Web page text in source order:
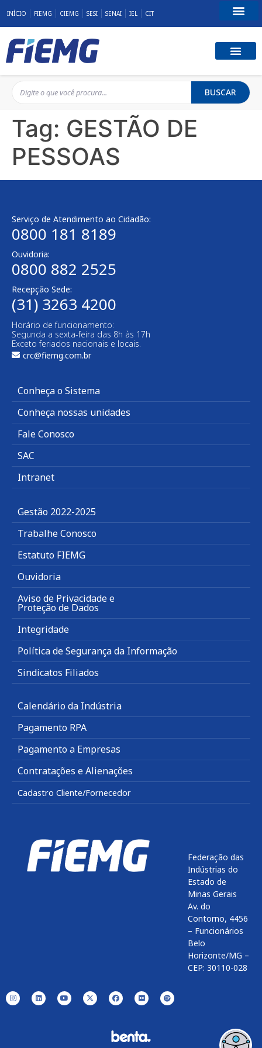
INÍCIO FIEMG CIEMG SESI SENAI IEL CIT
BUSCAR
Tag: GESTÃO DE
PESSOAS
Serviço de Atendimento ao Cidadão:
0800 181 8189
Ouvidoria:
0800 882 2525
Recepção Sede:
(31) 3263 4200
Horário de funcionamento:
Segunda a sexta-feira das 8h às 17h
Exceto feriados nacionais e locais.
crc@fiemg.com.br
Conheça o Sistema
Conheça nossas unidades
Fale Conosco
SAC
Intranet
Gestão 2022-2025
Trabalhe Conosco
Estatuto FIEMG
Ouvidoria
Aviso de Privacidade e
Proteção de Dados
Integridade
Política de Segurança da Informação
Sindicatos Filiados
Calendário da Indústria
Pagamento RPA
Pagamento a Empresas
Contratações e Alienações
Cadastro Cliente/Fornecedor
Federação das
Indústrias do
Estado de
Minas Gerais
Av. do
Contorno, 4456
– Funcionários
Belo
Horizonte/MG –
CEP: 30110-028